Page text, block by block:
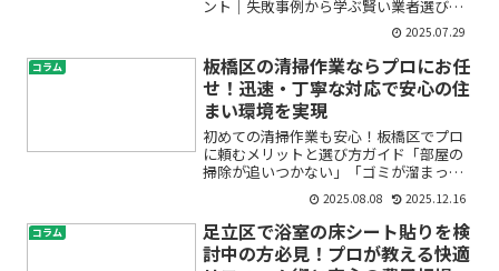
ント｜失敗事例から学ぶ賢い業者選びと
コスト削減術飲食店の経営者・オーナー
の皆さま、「水回りのリフォームを考え
ているけど、失敗したらどうしよう…」
「どんな業者を選べば安...
2025.07.29
コラム
板橋区の清掃作業ならプロにお任
せ！迅速・丁寧な対応で安心の住
まい環境を実現
初めての清掃作業も安心！板橋区でプロ
に頼むメリットと選び方ガイド「部屋の
掃除が追いつかない」「ゴミが溜まって
しまった」「水回りがなんとなく臭う」
「定期的な清掃って必要？」——板橋区
にお住まいで、こんなお悩みをお持ちで
はありませんか？仕事や育...
2025.08.08 2025.12.16
コラム
足立区で浴室の床シート貼りを検
討中の方必見！プロが教える快適